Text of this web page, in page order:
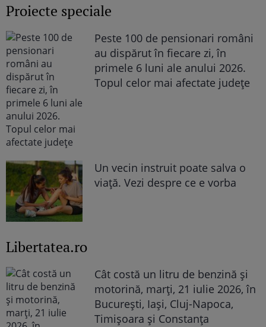
Proiecte speciale
Peste 100 de pensionari români
au dispărut în fiecare zi, în
primele 6 luni ale anului 2026.
Topul celor mai afectate județe
Un vecin instruit poate salva o
viață. Vezi despre ce e vorba
Libertatea.ro
Cât costă un litru de benzină și
motorină, marți, 21 iulie 2026, în
București, Iași, Cluj-Napoca,
Timișoara și Constanța